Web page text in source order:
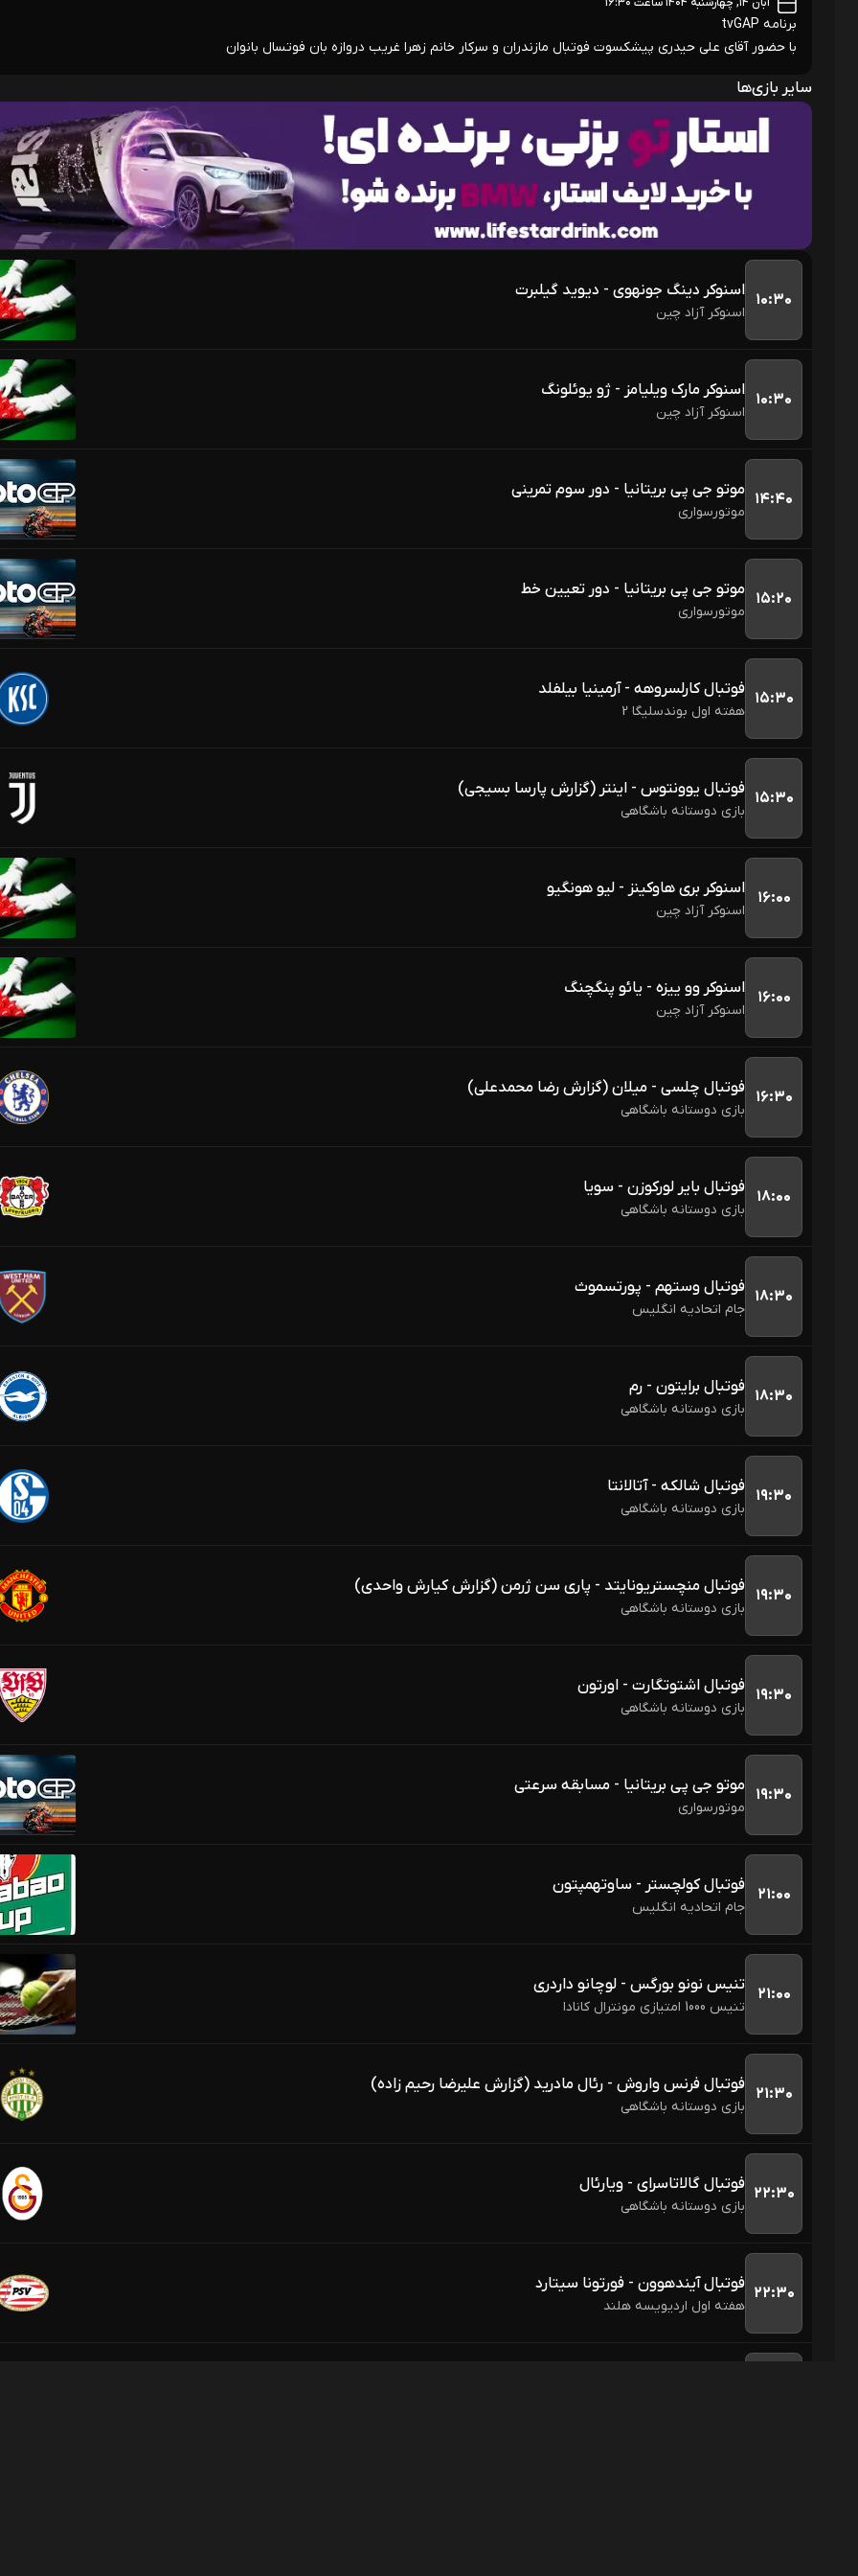
برنامه tvGAP
با حضور آقای علی حیدری پیشکسوت فوتبال مازندران و سرکار خانم زهرا غریب دروازه بان فوتسال بانوان
سایر بازی‌ها
۱۰:۳۰ اسنوکر دینگ جونهوی - دیوید گیلبرت
اسنوکر آزاد چین
۱۰:۳۰ اسنوکر مارک ویلیامز - ژو یوئلونگ
اسنوکر آزاد چین
۱۴:۴۰ موتو جی پی بریتانیا - دور سوم تمرینی
موتورسواری
۱۵:۲۰ موتو جی پی بریتانیا - دور تعیین خط
موتورسواری
۱۵:۳۰ فوتبال کارلسروهه - آرمینیا بیلفلد
هفته اول بوندسلیگا 2
۱۵:۳۰ فوتبال یوونتوس - اینتر (گزارش پارسا بسیجی)
بازی دوستانه باشگاهی
۱۶:۰۰ اسنوکر بری هاوکینز - لیو هونگیو
اسنوکر آزاد چین
۱۶:۰۰ اسنوکر وو ییزه - یائو پنگچنگ
اسنوکر آزاد چین
۱۶:۳۰ فوتبال چلسی - میلان (گزارش رضا محمدعلی)
بازی دوستانه باشگاهی
۱۸:۰۰ فوتبال بایر لورکوزن - سویا
بازی دوستانه باشگاهی
۱۸:۳۰ فوتبال وستهم - پورتسموث
جام اتحادیه انگلیس
۱۸:۳۰ فوتبال برایتون - رم
بازی دوستانه باشگاهی
۱۹:۳۰ فوتبال شالکه - آتالانتا
بازی دوستانه باشگاهی
۱۹:۳۰ فوتبال منچستریونایتد - پاری سن ژرمن (گزارش کیارش واحدی)
بازی دوستانه باشگاهی
۱۹:۳۰ فوتبال اشتوتگارت - اورتون
بازی دوستانه باشگاهی
۱۹:۳۰ موتو جی پی بریتانیا - مسابقه سرعتی
موتورسواری
۲۱:۰۰ فوتبال کولچستر - ساوتهمپتون
جام اتحادیه انگلیس
۲۱:۰۰ تنیس نونو بورگس - لوچانو داردری
تنیس 1000 امتیازی مونترال کانادا
۲۱:۳۰ فوتبال فرنس واروش - رئال مادرید (گزارش علیرضا رحیم زاده)
بازی دوستانه باشگاهی
۲۲:۳۰ فوتبال گالاتاسرای - ویارئال
بازی دوستانه باشگاهی
۲۲:۳۰ فوتبال آیندهوون - فورتونا سیتارد
هفته اول اردیویسه هلند